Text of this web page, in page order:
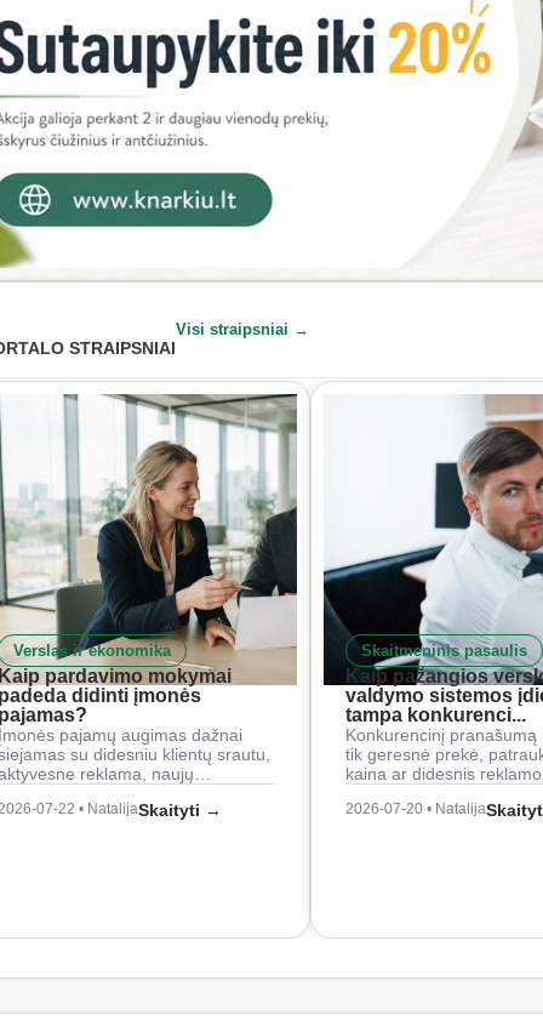
STRAIPSNIAI
Visi straipsniai →
Verslas ir ekonomika
pardavimo mokymai
didinti įmonės
pajamų augimas dažnai
su didesniu klientų srautu,
reklama, naujų…
07-22 • NatalijaSkaityti →
Skaitmeninis pasaulis
Kaip pažangios
valdymo sistemos
tampa konkurenci...
Konkurencinį pranašumą
tik geresnė prekė,
kaina ar didesnis
2026-07-20 • Natalija